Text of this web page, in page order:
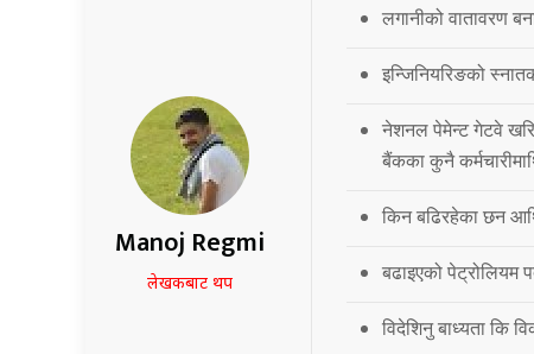
Manoj Regmi
लेखकबाट थप
लगानीको वातावरण
इन्जिनियरिङको
नेशनल पेमेन्ट गेटवे
बैंकका कुनै
किन बढिरहेका छन
बढाइएको पेट्रोलियम
विदेशिनु बाध्यता कि